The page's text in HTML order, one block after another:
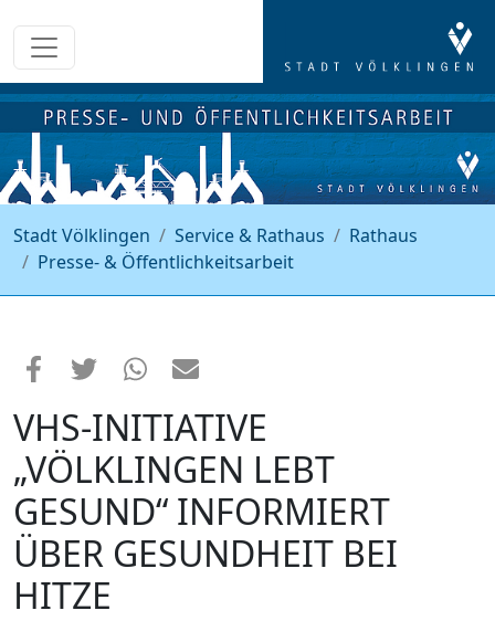
Stadt Völklingen Service & Rathaus
Rathaus
Presse- & Öffentlichkeitsarbeit
VHS-INITIATIVE
„VÖLKLINGEN LEBT
GESUND“ INFORMIERT
ÜBER GESUNDHEIT BEI
HITZE